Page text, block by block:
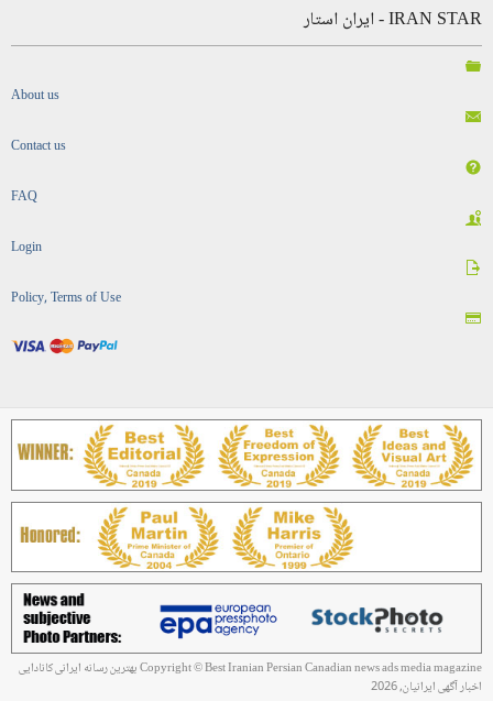
IRAN STAR - ایران استار
About us
Contact us
FAQ
Login
Policy, Terms of Use
Copyright © Best Iranian Persian Canadian news ads media magazine بهترین رسانه ایرانی کانادایی
اخبار آگهی ایرانیان, 2026